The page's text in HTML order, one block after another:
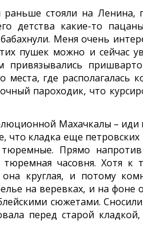
стояли на Ленина,
детства какие-то
Меня очень
пушек можно и сейчас
где располагалась
пароходик, что
Махачкалы –
что кладка еще
Прямо
тюремная часовня. Хотя
круглая, и потому
на веревках, и на фоне
сюжетами.
перед старой